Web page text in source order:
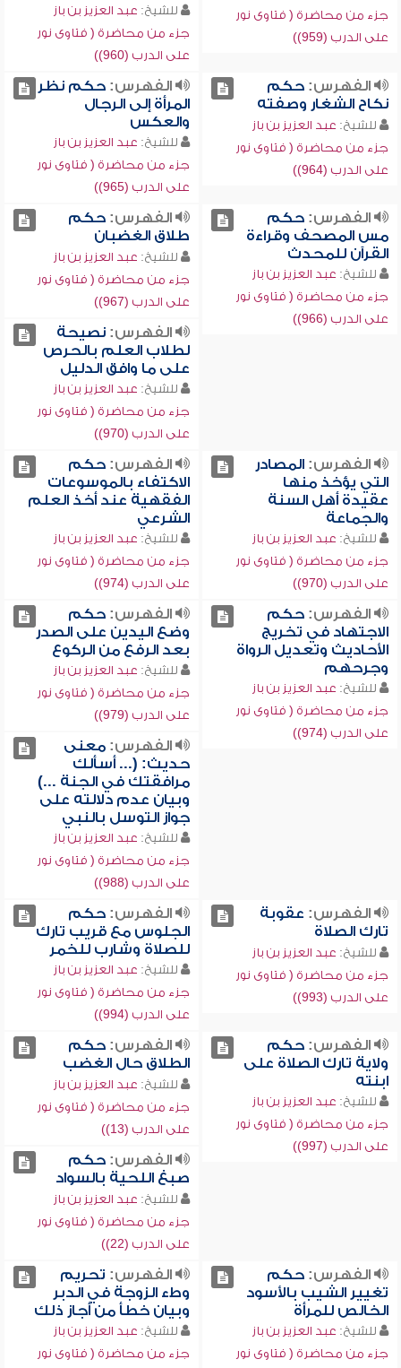
جزء من محاضرة ( فتاوى نور
على الدرب (959))
للشيخ: عبد العزيز بن باز
جزء من محاضرة ( فتاوى نور
على الدرب (960))
الفهرس:حكم
نكاح الشغار وصفته
للشيخ: عبد العزيز بن باز
جزء من محاضرة ( فتاوى نور
على الدرب (964))
الفهرس:حكم نظر
المرأة إلى الرجال
والعكس
للشيخ: عبد العزيز بن باز
جزء من محاضرة ( فتاوى نور
على الدرب (965))
الفهرس:حكم
مس المصحف وقراءة
القرآن للمحدث
للشيخ: عبد العزيز بن باز
جزء من محاضرة ( فتاوى نور
على الدرب (966))
الفهرس:حكم
طلاق الغضبان
للشيخ: عبد العزيز بن باز
جزء من محاضرة ( فتاوى نور
على الدرب (967))
الفهرس:نصيحة
لطلاب العلم بالحرص
على ما وافق الدليل
للشيخ: عبد العزيز بن باز
جزء من محاضرة ( فتاوى نور
على الدرب (970))
الفهرس:المصادر
التي يؤخذ منها
عقيدة أهل السنة
والجماعة
للشيخ: عبد العزيز بن باز
جزء من محاضرة ( فتاوى نور
على الدرب (970))
الفهرس:حكم
الاكتفاء بالموسوعات
الفقهية عند أخذ العلم
الشرعي
للشيخ: عبد العزيز بن باز
جزء من محاضرة ( فتاوى نور
على الدرب (974))
الفهرس:حكم
الاجتهاد في تخريج
الأحاديث وتعديل الرواة
وجرحهم
للشيخ: عبد العزيز بن باز
جزء من محاضرة ( فتاوى نور
على الدرب (974))
الفهرس:حكم
وضع اليدين على الصدر
بعد الرفع من الركوع
للشيخ: عبد العزيز بن باز
جزء من محاضرة ( فتاوى نور
على الدرب (979))
الفهرس:معنى
حديث: (... أسألك
مرافقتك في الجنة ...)
وبيان عدم دلالته على
جواز التوسل بالنبي
للشيخ: عبد العزيز بن باز
جزء من محاضرة ( فتاوى نور
على الدرب (988))
الفهرس: عقوبة
تارك الصلاة
للشيخ: عبد العزيز بن باز
جزء من محاضرة ( فتاوى نور
على الدرب (993))
الفهرس:حكم
الجلوس مع قريب تارك
للصلاة وشارب للخمر
للشيخ: عبد العزيز بن باز
جزء من محاضرة ( فتاوى نور
على الدرب (994))
الفهرس:حكم
ولاية تارك الصلاة على
ابنته
للشيخ: عبد العزيز بن باز
جزء من محاضرة ( فتاوى نور
على الدرب (997))
الفهرس:حكم
الطلاق حال الغضب
للشيخ: عبد العزيز بن باز
جزء من محاضرة ( فتاوى نور
على الدرب (13))
الفهرس:حكم
صبغ اللحية بالسواد
للشيخ: عبد العزيز بن باز
جزء من محاضرة ( فتاوى نور
على الدرب (22))
الفهرس:حكم
تغيير الشيب بالأسود
الخالص للمرأة
للشيخ: عبد العزيز بن باز
جزء من محاضرة ( فتاوى نور
الفهرس: تحريم
وطء الزوجة في الدبر
وبيان خطأ من أجاز ذلك
للشيخ: عبد العزيز بن باز
جزء من محاضرة ( فتاوى نور